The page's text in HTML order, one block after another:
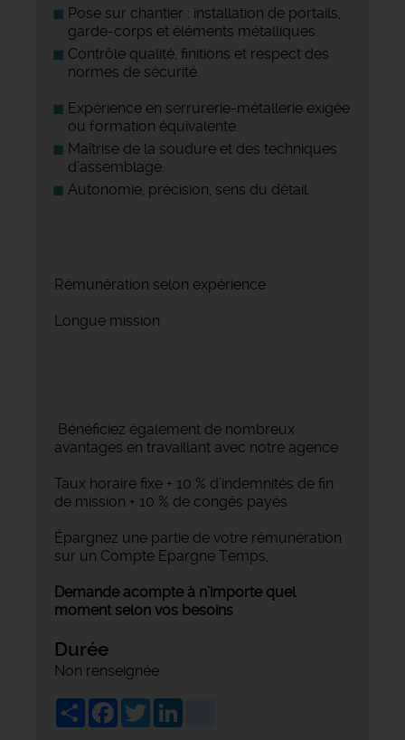
Pose sur chantier : installation de portails,
garde-corps et éléments métalliques.
Contrôle qualité, finitions et respect des
normes de sécurité.
Expérience en serrurerie-métallerie exigée
ou formation équivalente.
Maîtrise de la soudure et des techniques
d’assemblage.
Autonomie, précision, sens du détail.
Rémunération selon expérience
Longue mission
Bénéficiez également de nombreux
avantages en travaillant avec notre agence
Taux horaire fixe + 10 % d’indemnités de fin
de mission + 10 % de congés payés
Épargnez une partie de votre rémunération
sur un Compte Epargne Temps,
Demande acompte à n’importe quel
moment selon vos besoins
Durée
Non renseignée
ShareFacebook
Twitter